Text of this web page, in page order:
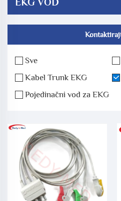
Sve
Kabel Trunk EKG
Pojedinačni vod za EKG